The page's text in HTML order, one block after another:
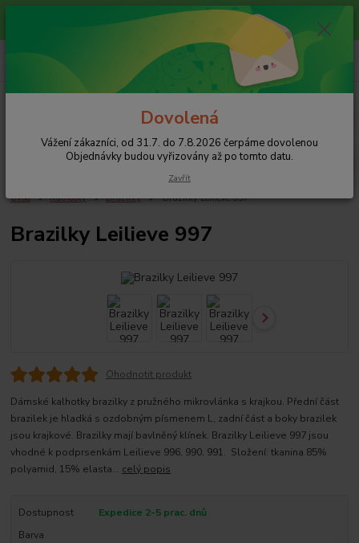
Vážení zákazníci, od 31.7. do 7.8.2026 čerpáme dovolenou
Objednávky budou vyřizovány až po tomto datu.
+420 608 754 282
pište email, pokud nezvedám tel.
Úvod Kalhotky Brazilky Brazilky Leilieve 997
Brazilky Leilieve 997
Ohodnotit produkt
Dámské kalhotky brazilky z pružného mikrovlánka s krajkou. Přední část
brazilek je hladká s ozdobným písmenem L, zadní část a boky brazilek
jsou krajkové. Brazilky mají bavlněný klínek. Brazilky Leilieve 997 jsou
vhodné k podprsenkám Leilieve 996, 990, 991. Složení: tkanina 85%
polyamid, 15% elasta... celý popis
Dostupnost
Expedice 2-5 prac. dnů
Barva
Dovolená
Vážení zákazníci, od 31.7. do 7.8.2026 čerpáme dovolenou
Objednávky budou vyřizovány až po tomto datu.
Zavřít